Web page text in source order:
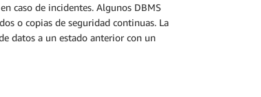
caso de incidentes. Algunos DBMS
o copias de seguridad continuas. La
datos a un estado anterior con un